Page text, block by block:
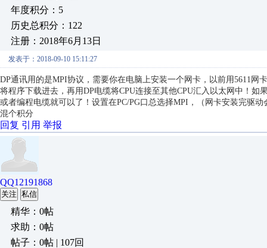
年度积分：5
历史总积分：122
注册：2018年6月13日
发表于：2018-09-10 15:11:27
DP通讯用的是MPI协议，需要你在电脑上安装一个网卡，以前用5611网
将程序下载进去，再用DP电缆将CPU连接至其他CPU汇入以太网中！
或者编程电缆就可以了！设置在PC/PG口总选择MPI，（网卡安装完驱
混个积分
回复 引用 举报
QQ12191868
关注 私信
精华：0帖
求助：0帖
帖子：0帖 | 107回